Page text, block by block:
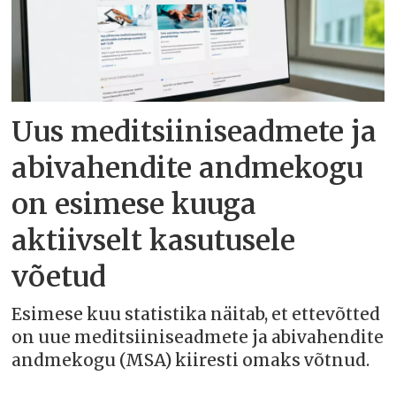
Uus meditsiiniseadmete ja
abivahendite andmekogu
on esimese kuuga
aktiivselt kasutusele
võetud
Esimese kuu statistika näitab, et ettevõtted
on uue meditsiiniseadmete ja abivahendite
andmekogu (MSA) kiiresti omaks võtnud.